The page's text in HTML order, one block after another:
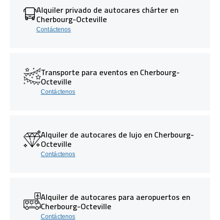
Alquiler privado de autocares chárter en
Cherbourg-Octeville
Contáctenos
Transporte para eventos en Cherbourg-
Octeville
Contáctenos
Alquiler de autocares de lujo en Cherbourg-
Octeville
Contáctenos
Alquiler de autocares para aeropuertos en
Cherbourg-Octeville
Contáctenos